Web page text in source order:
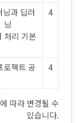
닝과 딥러
닝
처리 기본
4
로젝트 공
4
따라 변경될 수
있습니다.